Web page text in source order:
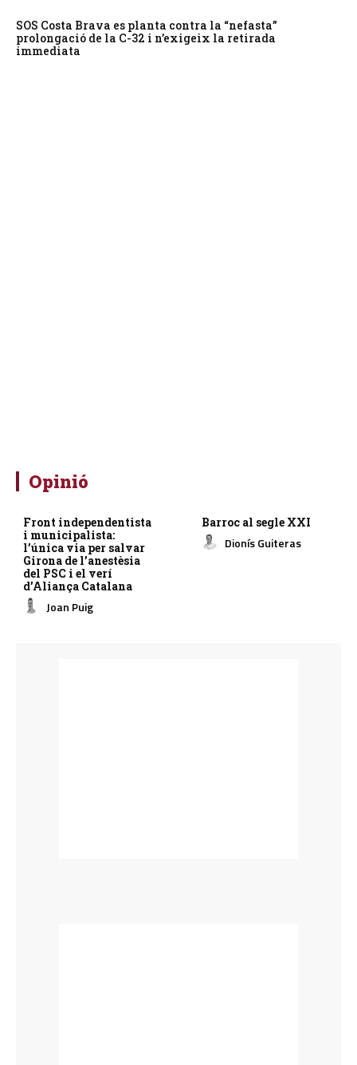
SOS Costa Brava es planta contra la “nefasta”
prolongació de la C-32 i n’exigeix la retirada
immediata
Opinió
Front independentista
i municipalista:
l’única via per salvar
Girona de l’anestèsia
del PSC i el verí
d’Aliança Catalana
Joan Puig
Barroc al segle XXI
Dionís Guiteras